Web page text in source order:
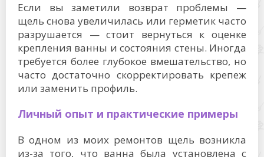
Если вы заметили возврат проблемы —
щель снова увеличилась или герметик часто
разрушается — стоит вернуться к оценке
крепления ванны и состояния стены. Иногда
требуется более глубокое вмешательство, но
часто достаточно скорректировать крепеж
или заменить профиль.
Личный опыт и практические примеры
В одном из моих ремонтов щель возникла
из-за того, что ванна была установлена с